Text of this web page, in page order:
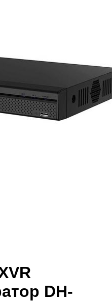
DH-